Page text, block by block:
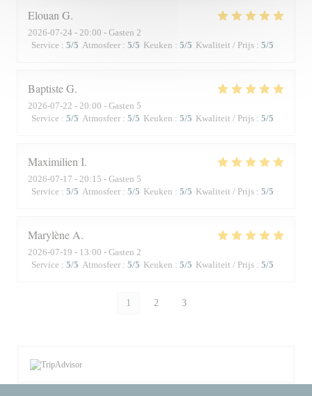
Elouan G
2026-07-24 - 20:00 - Gasten 2
Service : 5/5 Atmosfeer : 5/5 Keuken : 5/5 Kwaliteit / Prijs : 5/5
BaptisteG
2026-07-22 - 20:00 - Gasten 5
Service : 5/5 Atmosfeer : 5/5 Keuken : 5/5 Kwaliteit / Prijs : 5/5
Maximilien I
2026-07-17 - 20:15 - Gasten 5
Service : 5/5 Atmosfeer : 5/5 Keuken : 5/5 Kwaliteit / Prijs : 5/5
Marylène A
2026-07-19 - 13:00 - Gasten 2
Service : 5/5 Atmosfeer : 5/5 Keuken : 5/5 Kwaliteit / Prijs : 5/5
1 2 3